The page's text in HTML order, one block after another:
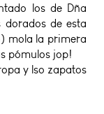
los de Dña
de esta
mola la primera
pómulos jop!
y lso zapatos